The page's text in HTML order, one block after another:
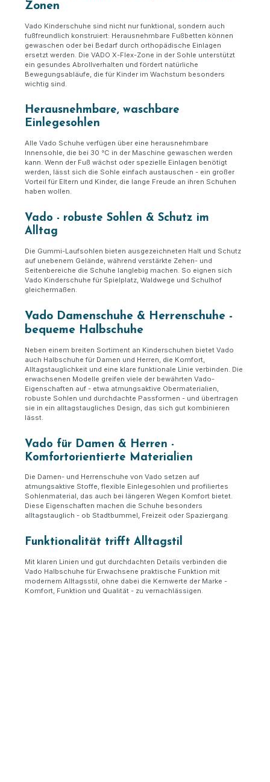
Zonen
Vado Kinderschuhe sind nicht nur funktional, sondern auch
fußfreundlich konstruiert: Herausnehmbare Fußbetten können
gewaschen oder bei Bedarf durch orthopädische Einlagen
ersetzt werden. Die VADO X-Flex-Zone in der Sohle unterstützt
ein gesundes Abrollverhalten und fördert natürliche
Bewegungsabläufe, die für Kinder im Wachstum besonders
wichtig sind.
Herausnehmbare, waschbare
Einlegesohlen
Alle Vado Schuhe verfügen über eine herausnehmbare
Innensohle, die bei 30 °C in der Maschine gewaschen werden
kann. Wenn der Fuß wächst oder spezielle Einlagen benötigt
werden, lässt sich die Sohle einfach austauschen - ein großer
Vorteil für Eltern und Kinder, die lange Freude an ihren Schuhen
haben wollen.
Vado - robuste Sohlen & Schutz im
Alltag
Die Gummi-Laufsohlen bieten ausgezeichneten Halt und Schutz
auf unebenem Gelände, während verstärkte Zehen- und
Seitenbereiche die Schuhe langlebig machen. So eignen sich
Vado Kinderschuhe für Spielplatz, Waldwege und Schulhof
gleichermaßen.
Vado Damenschuhe & Herrenschuhe -
bequeme Halbschuhe
Neben einem breiten Sortiment an Kinderschuhen bietet Vado
auch Halbschuhe für Damen und Herren, die Komfort,
Alltagstauglichkeit und eine klare funktionale Linie verbinden. Die
erwachsenen Modelle greifen viele der bewährten Vado-
Eigenschaften auf - etwa atmungsaktive Obermaterialien,
robuste Sohlen und durchdachte Passformen - und übertragen
sie in ein alltagstaugliches Design, das sich gut kombinieren
lässt.
Vado für Damen & Herren -
Komfortorientierte Materialien
Die Damen- und Herrenschuhe von Vado setzen auf
atmungsaktive Stoffe, flexible Einlegesohlen und profiliertes
Sohlenmaterial, das auch bei längeren Wegen Komfort bietet.
Diese Eigenschaften machen die Schuhe besonders
alltagstauglich - ob Stadtbummel, Freizeit oder Spaziergang.
Funktionalität trifft Alltagstil
Mit klaren Linien und gut durchdachten Details verbinden die
Vado Halbschuhe für Erwachsene praktische Funktion mit
modernem Alltagsstil, ohne dabei die Kernwerte der Marke -
Komfort, Funktion und Qualität - zu vernachlässigen.